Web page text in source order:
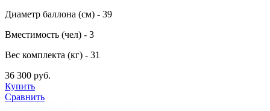
Диаметр баллона (см) - 39
Вместимость (чел) - 3
Вес комплекта (кг) - 31
36 300 руб.
Купить
Сравнить